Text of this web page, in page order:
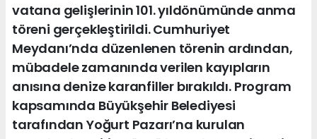
vatana gelişlerinin 101. yıldönümünde anma
töreni gerçekleştirildi. Cumhuriyet
Meydanı’nda düzenlenen törenin ardından,
mübadele zamanında verilen kayıpların
anısına denize karanfiller bırakıldı. Program
kapsamında Büyükşehir Belediyesi
tarafından Yoğurt Pazarı’na kurulan